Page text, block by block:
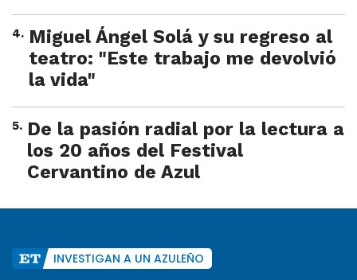
4. Miguel Ángel Solá y su regreso al
teatro: "Este trabajo me devolvió
la vida"
5. De la pasión radial por la lectura a
los 20 años del Festival
Cervantino de Azul
INVESTIGAN A UN AZULEÑO